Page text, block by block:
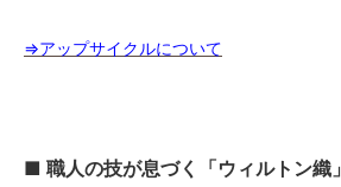
⇒アップサイクルについて
■ 職人の技が息づく「ウィルトン織」